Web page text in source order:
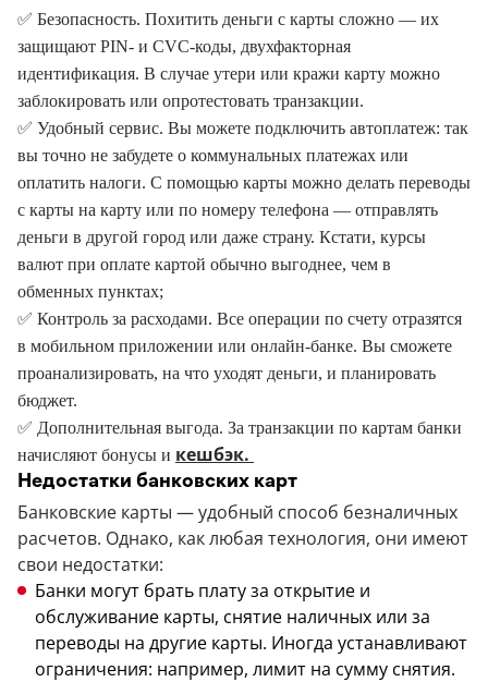
✅ Безопасность. Похитить деньги с карты сложно — их
защищают PIN- и CVC-коды, двухфакторная
идентификация. В случае утери или кражи карту можно
заблокировать или опротестовать транзакции.
✅ Удобный сервис. Вы можете подключить автоплатеж: так
вы точно не забудете о коммунальных платежах или
оплатить налоги. С помощью карты можно делать переводы
с карты на карту или по номеру телефона — отправлять
деньги в другой город или даже страну. Кстати, курсы
валют при оплате картой обычно выгоднее, чем в
обменных пунктах;
✅ Контроль за расходами. Все операции по счету отразятся
в мобильном приложении или онлайн-банке. Вы сможете
проанализировать, на что уходят деньги, и планировать
бюджет.
✅ Дополнительная выгода. За транзакции по картам банки
начисляют бонусы и кешбэк.
Недостатки банковских карт
Банковские карты — удобный способ безналичных
расчетов. Однако, как любая технология, они имеют
свои недостатки:
Банки могут брать плату за открытие и
обслуживание карты, снятие наличных или за
переводы на другие карты. Иногда устанавливают
ограничения: например, лимит на сумму снятия.